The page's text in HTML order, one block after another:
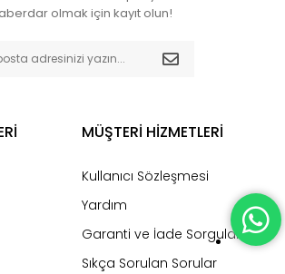
olmak için kayıt olun!
MÜŞTERİ HİZMETLERİ
Kullanıcı Sözleşmesi
Yardım
Garanti ve İade Sorgulama
Sıkça Sorulan Sorular